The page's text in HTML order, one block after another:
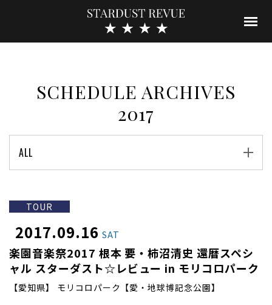
SCHEDULE ARCHIVES
2017
ALL
TOUR
2017.09.16 SAT
楽園音楽祭2017 根本 要・柿沼清史 還暦スペシ
ャル スターダスト☆レビュー in モリコロパーク
【愛知県】 モリコロパーク【愛・地球博記念公園】